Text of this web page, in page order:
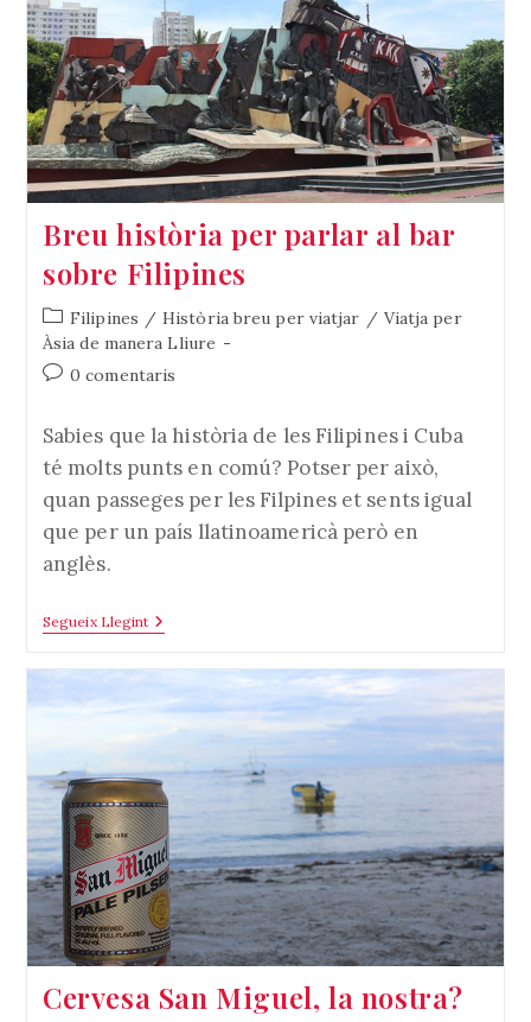
Breu història per parlar al bar
sobre Filipines
Categoria
de
l'entrada:
Filipines / Història breu per viatjar / Viatja per
Àsia de manera Lliure
Comentaris
l'entrada:
0 comentaris
Sabies que la història de les Filipines i Cuba
té molts punts en comú? Potser per això,
quan passeges per les Filpines et sents igual
que per un país llatinoamericà però en
anglès.
Segueix LlegintBreu
Història
Parlar
Bar
Sobre
Filipines
Cervesa San Miguel, la nostra?